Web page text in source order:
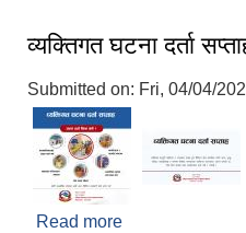
व्यक्तिगत घटना दर्ता
Submitted on: Fri, 04/04/
Read more